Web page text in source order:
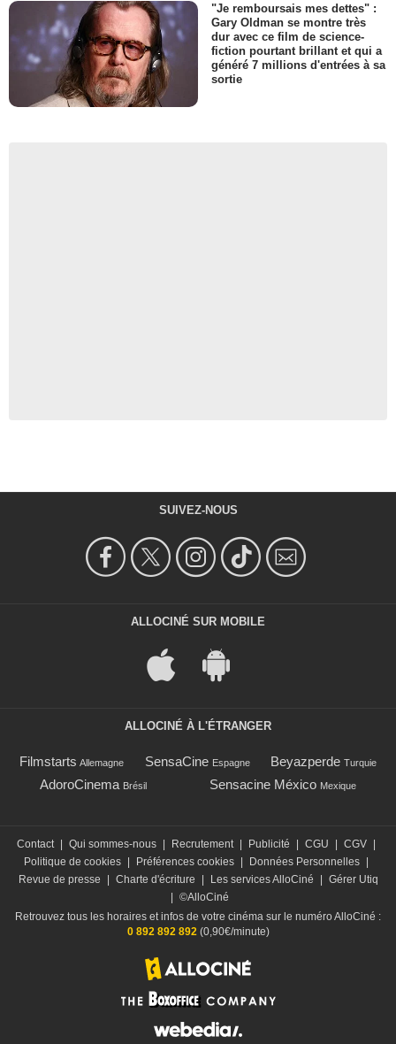
"Je remboursais mes dettes" :
Gary Oldman se montre très
dur avec ce film de science-
fiction pourtant brillant et qui a
généré 7 millions d'entrées à sa
sortie
SUIVEZ-NOUS
ALLOCINÉ SUR MOBILE
ALLOCINÉ À L'ÉTRANGER
Filmstarts Allemagne SensaCine Espagne Beyazperde Turquie
AdoroCinema Brésil Sensacine México Mexique
Contact | Qui sommes-nous | Recrutement | Publicité | CGU | CGV |
Politique de cookies | Préférences cookies | Données Personnelles |
Revue de presse
| Charte d'écriture | Les services AlloCiné | Gérer Utiq
| ©AlloCiné
Retrouvez tous les horaires et infos de votre cinéma sur le numéro AlloCiné :
0 892 892 892(0,90€/minute)